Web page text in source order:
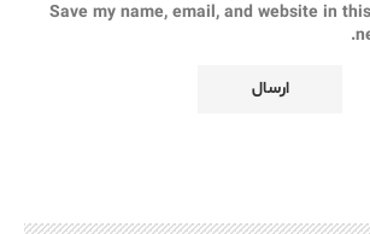
Save my name, email, and website in